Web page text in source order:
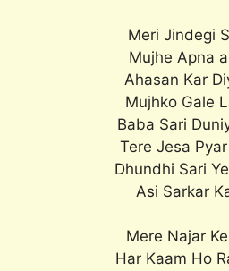
Meri Jindegi
Mujhe Apna
Ahasan Kar
Mujhko Gale
Baba Sari
Tere Jesa
Dhundhi Sari
Asi Sarkar
Mere Najar
Har Kaam Ho